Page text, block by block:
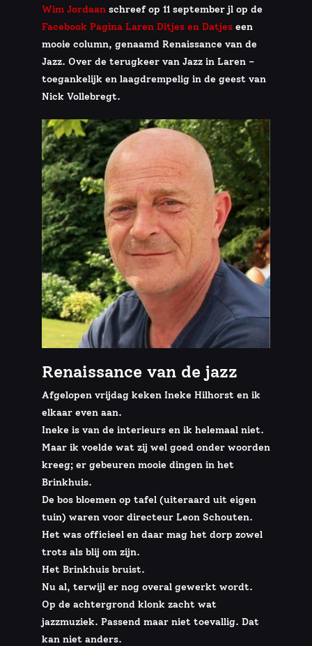
Wim Jordaanschreef op 11 september jl op de
Facebook Pagina Laren Ditjes en Datjeseen
mooie column, genaamd Renaissance van de
Jazz. Over de terugkeer van Jazz in Laren –
toegankelijk en laagdrempelig in de geest van
Nick Vollebregt.
Renaissance van de jazz
Afgelopen vrijdag keken Ineke Hilhorst en ik
elkaar even aan.
Ineke is van de interieurs en ik helemaal niet.
Maar ik voelde wat zij wel goed onder woorden
kreeg; er gebeuren mooie dingen in het
Brinkhuis.
De bos bloemen op tafel (uiteraard uit eigen
tuin) waren voor directeur Leon Schouten.
Het was officieel en daar mag het dorp zowel
trots als blij om zijn.
Het Brinkhuis bruist.
Nu al, terwijl er nog overal gewerkt wordt.
Op de achtergrond klonk zacht wat
jazzmuziek. Passend maar niet toevallig. Dat
kan niet anders.